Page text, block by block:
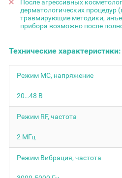
После агрессивных
дерматологических процедур
травмирующие методики,
прибора возможно после
Технические характеристики:
Режим MC, напряжение
20…48 В
Режим RF, частота
2 МГц
Режим Вибрация, частота